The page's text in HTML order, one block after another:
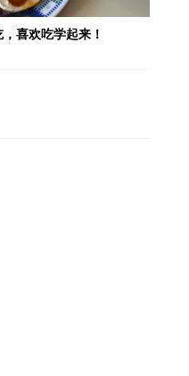
喜欢吃学起来！